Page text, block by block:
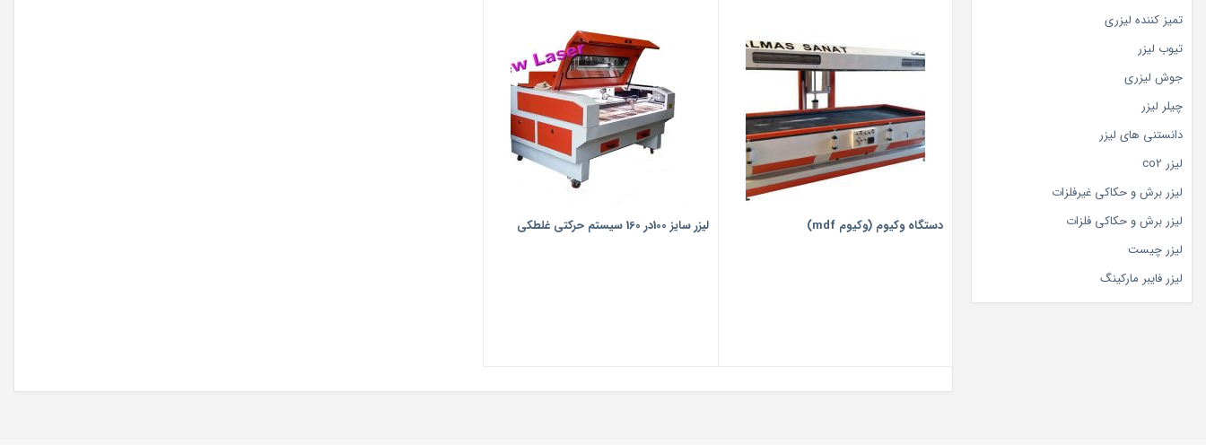
تمیز کننده لیزری
تیوب لیزر
جوش لیزری
چیلر لیزر
دانستنی های لیزر
لیزر co2
لیزر برش و حکاکی غیرفلزات
لیزر برش و حکاکی فلزات
لیزر چیست
لیزر فایبر مارکینگ
دستگاه وکیوم (وکیوم mdf) لیزر سایز 100در 160 سیستم حرکتی غلطکی